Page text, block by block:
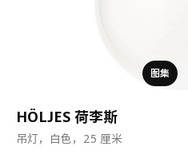
图集
HÖLJES 荷李斯
吊灯，白色，25 厘米